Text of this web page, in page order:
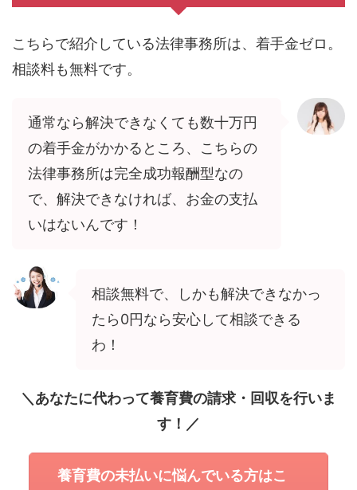
こちらで紹介している法律事務所は、着手金ゼロ。
相談料も無料です。
通常なら解決できなくても数十万円
の着手金がかかるところ、こちらの
法律事務所は完全成功報酬型なの
で、解決できなければ、お金の支払
いはないんです！
相談無料で、しかも解決できなかっ
たら0円なら安心して相談できる
わ！
＼あなたに代わって養育費の請求・回収を行いま
す！／
養育費の未払いに悩んでいる方はこ